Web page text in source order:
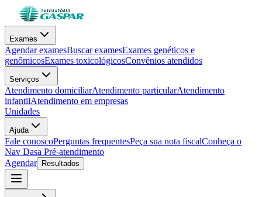
Exames
Agendar examesBuscar examesExames genéticos e
genômicosExames toxicológicosConvênios atendidos
Serviços
Atendimento domiciliarAtendimento particularAtendimento
infantilAtendimento em empresas
Unidades
Ajuda
Fale conoscoPerguntas frequentesPeça sua nota fiscalConheça o
Nav Dasa Pré-atendimento
Agendar
Resultados